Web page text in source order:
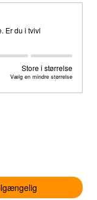
Er du i tvivl
Store i størrelse
Vælg en mindre størrelse